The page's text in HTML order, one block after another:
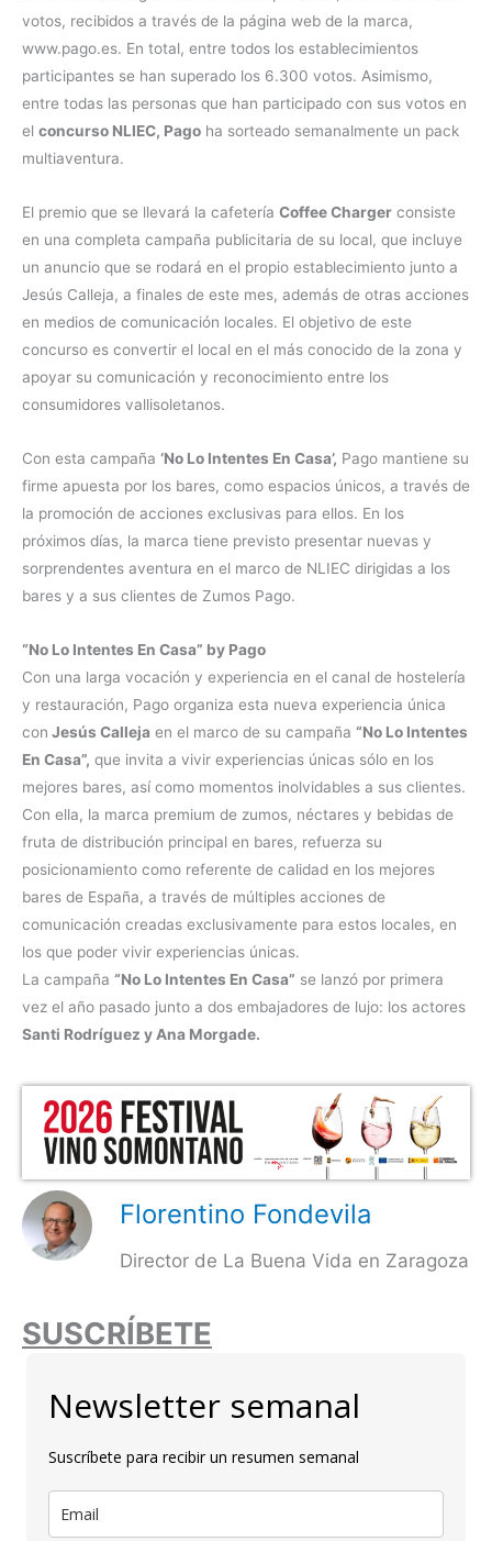
votos, recibidos a través de la página web de la marca,
www.pago.es. En total, entre todos los establecimientos
participantes se han superado los 6.300 votos. Asimismo,
entre todas las personas que han participado con sus votos en
el concurso NLIEC, Pago ha sorteado semanalmente un pack
multiaventura.
El premio que se llevará la cafetería Coffee Charger consiste
en una completa campaña publicitaria de su local, que incluye
un anuncio que se rodará en el propio establecimiento junto a
Jesús Calleja, a finales de este mes, además de otras acciones
en medios de comunicación locales. El objetivo de este
concurso es convertir el local en el más conocido de la zona y
apoyar su comunicación y reconocimiento entre los
consumidores vallisoletanos.
Con esta campaña ‘No Lo Intentes En Casa’, Pago mantiene su
firme apuesta por los bares, como espacios únicos, a través de
la promoción de acciones exclusivas para ellos. En los
próximos días, la marca tiene previsto presentar nuevas y
sorprendentes aventura en el marco de NLIEC dirigidas a los
bares y a sus clientes de Zumos Pago.
“No Lo Intentes En Casa” by Pago
Con una larga vocación y experiencia en el canal de hostelería
y restauración, Pago organiza esta nueva experiencia única
con Jesús Calleja en el marco de su campaña “No Lo Intentes
En Casa”, que invita a vivir experiencias únicas sólo en los
mejores bares, así como momentos inolvidables a sus clientes.
Con ella, la marca premium de zumos, néctares y bebidas de
fruta de distribución principal en bares, refuerza su
posicionamiento como referente de calidad en los mejores
bares de España, a través de múltiples acciones de
comunicación creadas exclusivamente para estos locales, en
los que poder vivir experiencias únicas.
La campaña “No Lo Intentes En Casa” se lanzó por primera
vez el año pasado junto a dos embajadores de lujo: los actores
Santi Rodríguez y Ana Morgade.
Florentino Fondevila
Director de La Buena Vida en Zaragoza
SUSCRÍBETE
Newsletter semanal
Suscríbete para recibir un resumen semanal